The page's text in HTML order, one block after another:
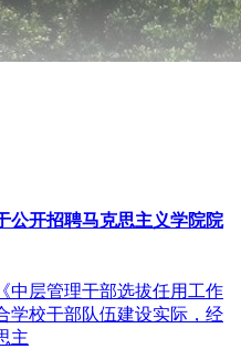
公开招聘马克思主义学院院
中层管理干部选拔任用工作
学校干部队伍建设实际，经
主